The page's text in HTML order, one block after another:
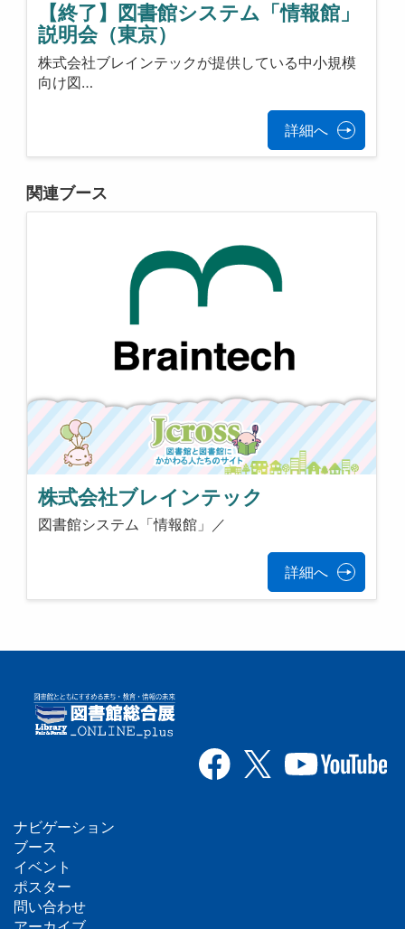
【終了】図書館システム「情報館」
説明会（東京）
株式会社ブレインテックが提供している中小規模
向け図…
詳細へ
関連ブース
株式会社ブレインテック
図書館システム「情報館」／
詳細へ
フ
ッ
ナビゲーション
ブース
イベント
ポスター
問い合わせ